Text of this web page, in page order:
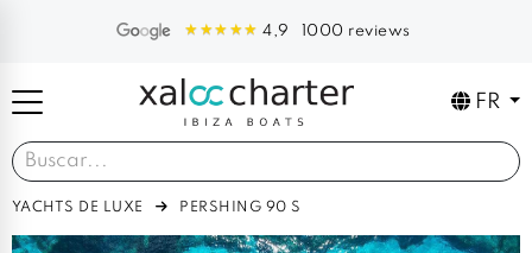
4,9 1000 reviews
FR
YACHTS DE LUXE PERSHING 90 S